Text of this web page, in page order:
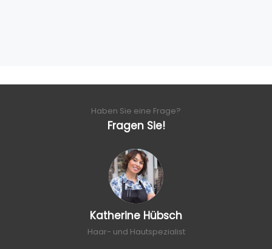
Haben Sie eine Frage?
Fragen Sie!
Katherine Hübsch
Haar- und Hautspezialist